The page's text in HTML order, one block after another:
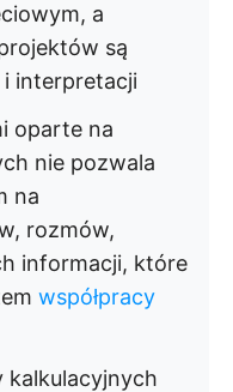
a
są
interpretacji
oparte na
nie pozwala
na
rozmów,
informacji, które
współpracy
kalkulacyjnych